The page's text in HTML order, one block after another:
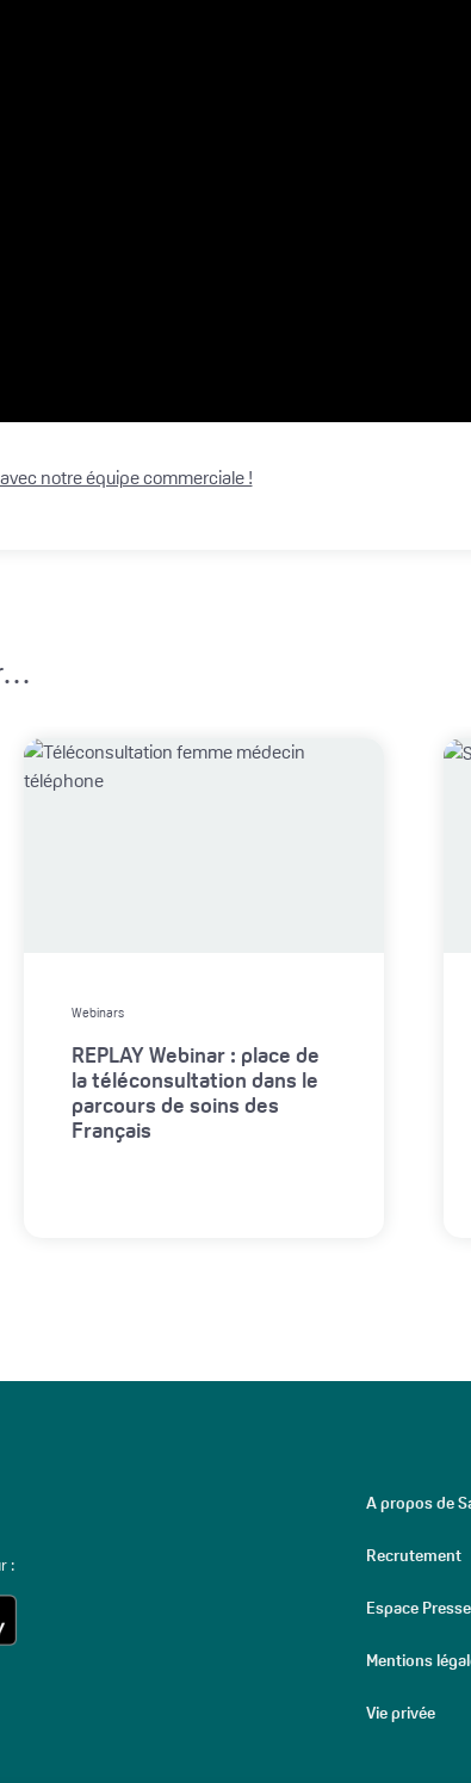
notre équipe commerciale !
Webinars
REPLAY Webinar : place de
la téléconsultation dans le
parcours de soins des
Français
:
A propos de
Recrutement
Espace Presse
Mentions
Vie privée